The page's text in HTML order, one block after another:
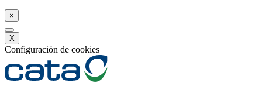
×
X
Configuración de cookies